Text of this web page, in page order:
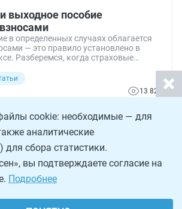
выходное пособие
в определенных случаях облагается
— это правило установлено в
Разберемся, когда страховые
13 820
cookie: необходимые — для
аналитические
сбора статистики.
вы подтверждаете согласие на
Подробнее